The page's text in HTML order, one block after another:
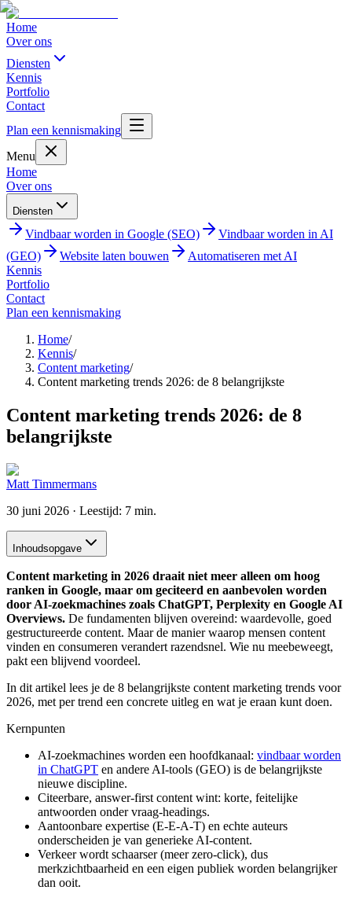
Home
Over ons
Diensten
Kennis
Portfolio
Contact
Plan een kennismaking
Menu
Home
Over ons
Diensten
Vindbaar worden in Google (SEO)
Vindbaar worden in AI
(GEO)
Website laten bouwen
Automatiseren met AI
Kennis
Portfolio
Contact
Plan een kennismaking
Home/
Kennis/
Content marketing/
Content marketing trends 2026: de 8 belangrijkste
Content marketing trends 2026: de 8
belangrijkste
Matt Timmermans
30 juni 2026 · Leestijd: 7 min.
Inhoudsopgave
Content marketing in 2026 draait niet meer alleen om hoog
ranken in Google, maar om geciteerd en aanbevolen worden
door AI-zoekmachines zoals ChatGPT, Perplexity en Google AI
Overviews. De fundamenten blijven overeind: waardevolle, goed
gestructureerde content. Maar de manier waarop mensen content
vinden en consumeren verandert razendsnel. Wie nu meebeweegt,
pakt een blijvend voordeel.
In dit artikel lees je de 8 belangrijkste content marketing trends voor
2026, met per trend een concrete uitleg en wat je eraan kunt doen.
Kernpunten
AI-zoekmachines worden een hoofdkanaal: vindbaar worden
in ChatGPT en andere AI-tools (GEO) is de belangrijkste
nieuwe discipline.
Citeerbare, answer-first content wint: korte, feitelijke
antwoorden onder vraag-headings.
Aantoonbare expertise (E-E-A-T) en echte auteurs
onderscheiden je van generieke AI-content.
Verkeer wordt schaarser (meer zero-click), dus
merkzichtbaarheid en een eigen publiek worden belangrijker
dan ooit.